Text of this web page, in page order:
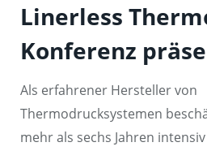
Linerless
Konferenz
Als erfahrener Hersteller von
Thermodrucksystemen
mehr als sechs Jahren